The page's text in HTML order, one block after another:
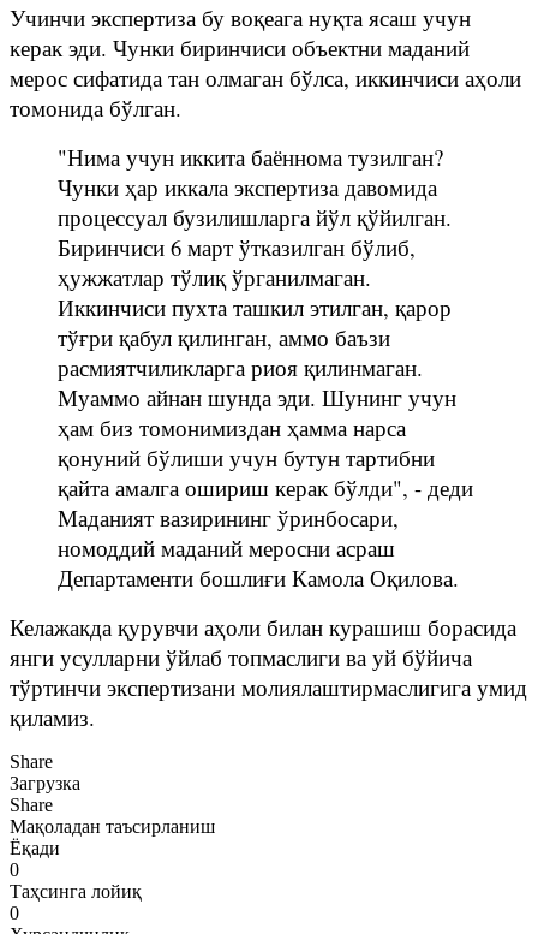
Учинчи экспертиза бу воқеага нуқта ясаш учун
керак эди. Чунки биринчиси объектни маданий
мерос сифатида тан олмаган бўлса, иккинчиси аҳоли
томонида бўлган.
"Нима учун иккита баённома тузилган?
Чунки ҳар иккала экспертиза давомида
процессуал бузилишларга йўл қўйилган.
Биринчиси 6 март ўтказилган бўлиб,
ҳужжатлар тўлиқ ўрганилмаган.
Иккинчиси пухта ташкил этилган, қарор
тўғри қабул қилинган, аммо баъзи
расмиятчиликларга риоя қилинмаган.
Муаммо айнан шунда эди. Шунинг учун
ҳам биз томонимиздан ҳамма нарса
қонуний бўлиши учун бутун тартибни
қайта амалга ошириш керак бўлди", - деди
Маданият вазирининг ўринбосари,
номоддий маданий меросни асраш
Департаменти бошлиғи Камола Оқилова.
Келажакда қурувчи аҳоли билан курашиш борасида
янги усулларни ўйлаб топмаслиги ва уй бўйича
тўртинчи экспертизани молиялаштирмаслигига умид
қиламиз.
Share
Загрузка
Share
Мақоладан таъсирланиш
Ёқади
0
Таҳсинга лойиқ
0